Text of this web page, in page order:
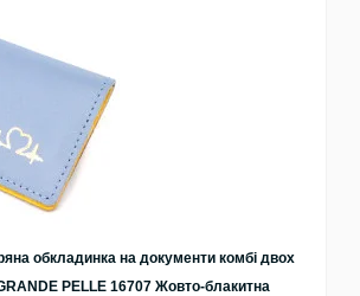
обкладинка на документи комбі двох
PELLE 16707 Жовто-блакитна